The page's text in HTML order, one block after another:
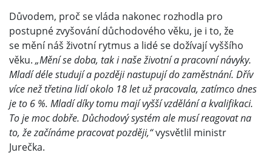
Důvodem, proč se vláda nakonec rozhodla pro
postupné zvyšování důchodového věku, je i to, že
se mění náš životní rytmus a lidé se dožívají vyššího
věku. „Mění se doba, tak i naše životní a pracovní návyky.
Mladí déle studují a později nastupují do zaměstnání. Dřív
více než třetina lidí okolo 18 let už pracovala, zatímco dnes
je to 6 %. Mladí díky tomu mají vyšší vzdělání a kvalifikaci.
To je moc dobře. Důchodový systém ale musí reagovat na
to, že začínáme pracovat později,“vysvětlil ministr
Jurečka.